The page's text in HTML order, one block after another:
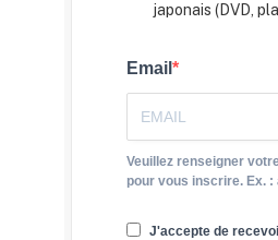
japonais (DVD,
Email
Veuillez renseigner
pour vous inscrire. Ex. :
J'accepte de